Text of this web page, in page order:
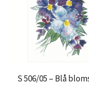
S 506/05 – Blå